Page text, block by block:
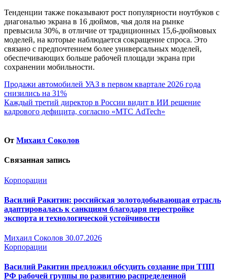
Тенденции также показывают рост популярности ноутбуков с
диагональю экрана в 16 дюймов, чья доля на рынке
превысила 30%, в отличие от традиционных 15,6-дюймовых
моделей, на которые наблюдается сокращение спроса. Это
связано с предпочтением более универсальных моделей,
обеспечивающих больше рабочей площади экрана при
сохранении мобильности.
Навигация
по
записям
Продажи автомобилей УАЗ в первом квартале 2026 года
снизились на 31%
Каждый третий директор в России видит в ИИ решение
кадрового дефицита, согласно «МТС AdTech»
От Михаил Соколов
Связанная запись
Корпорации
Василий Ракитин: российская золотодобывающая отрасль
адаптировалась к санкциям благодаря перестройке
экспорта и технологической устойчивости
Михаил Соколов 30.07.2026
Корпорации
Василий Ракитин предложил обсудить создание при ТПП
РФ рабочей группы по развитию распределенной